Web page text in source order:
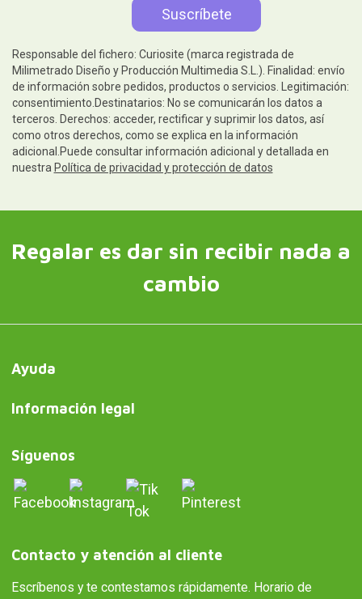
Responsable del fichero: Curiosite (marca registrada de
Milimetrado Diseño y Producción Multimedia S.L.). Finalidad: envío
de información sobre pedidos, productos o servicios. Legitimación:
consentimiento.Destinatarios: No se comunicarán los datos a
terceros. Derechos: acceder, rectificar y suprimir los datos, así
como otros derechos, como se explica en la información
adicional.Puede consultar información adicional y detallada en
nuestra Política de privacidad y protección de datos
Regalar es dar sin recibir nada a
cambio
Ayuda
Información legal
Síguenos
Contacto y atención al cliente
Escríbenos y te contestamos rápidamente. Horario de